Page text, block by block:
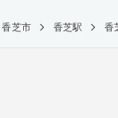
香芝市 香芝駅 香